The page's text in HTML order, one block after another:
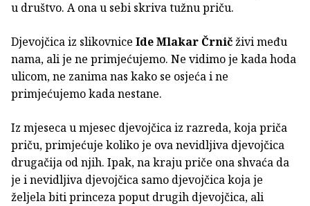
u društvo. A ona u sebi skriva tužnu priču.
Djevojčica iz slikovnice Ide Mlakar Črničživi među
nama, ali je ne primjećujemo. Ne vidimo je kada hoda
ulicom, ne zanima nas kako se osjeća i ne
primjećujemo kada nestane.
Iz mjeseca u mjesec djevojčica iz razreda, koja priča
priču, primjećuje koliko je ova nevidljiva djevojčica
drugačija od njih. Ipak, na kraju priče ona shvaća da
je i nevidljiva djevojčica samo djevojčica koja je
željela biti princeza poput drugih djevojčica, ali